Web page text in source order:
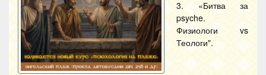
3. «Битва за
psyche.
Физиологи vs
Теологи".